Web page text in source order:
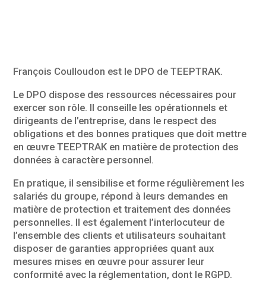
François Coulloudon est le DPO de TEEPTRAK.
Le DPO dispose des ressources nécessaires pour
exercer son rôle. Il conseille les opérationnels et
dirigeants de l’entreprise, dans le respect des
obligations et des bonnes pratiques que doit mettre
en œuvre TEEPTRAK en matière de protection des
données à caractère personnel.
En pratique, il sensibilise et forme régulièrement les
salariés du groupe, répond à leurs demandes en
matière de protection et traitement des données
personnelles. Il est également l’interlocuteur de
l’ensemble des clients et utilisateurs souhaitant
disposer de garanties appropriées quant aux
mesures mises en œuvre pour assurer leur
conformité avec la réglementation, dont le RGPD.